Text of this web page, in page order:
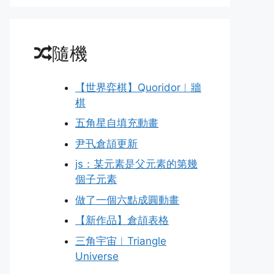
隨機
【世界弈棋】Quoridor︱牆
棋
五角星自填充動畫
尹卂倉頡更新
js：某元素是父元素的第幾
個子元素
做了一個六點成圓動畫
【新作品】倉頡表格
三角宇宙︱Triangle
Universe